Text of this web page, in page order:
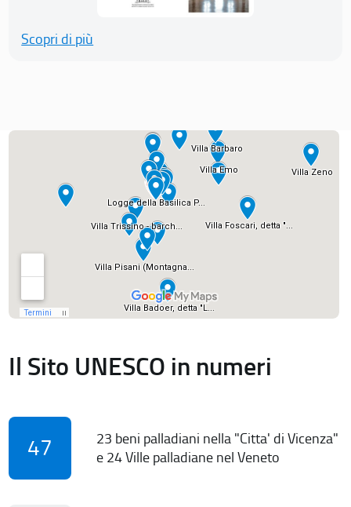
Scopri di più
Il Sito UNESCO in numeri
47
23 beni palladiani nella "Citta' di Vicenza"
e 24 Ville palladiane nel Veneto